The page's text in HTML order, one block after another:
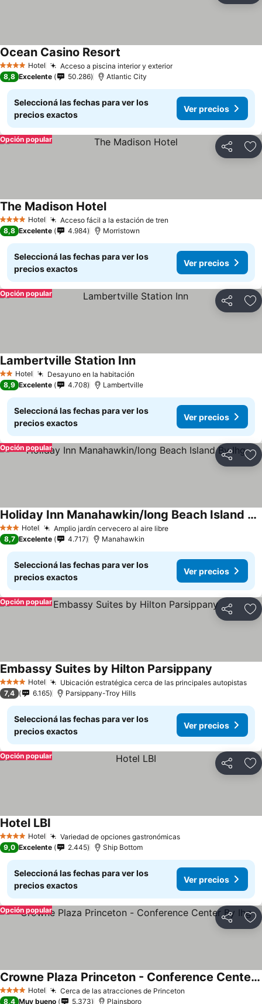
4 EstrellasHotel Acceso a piscina interior y exterior
Ocean Casino Resort
8,8 Excelente 50.286 Atlantic City
Seleccioná las fechas para ver los
precios exactos
Ver precios
Compartir
Opción popular
4 EstrellasHotel Acceso fácil a la estación de tren
The Madison Hotel
8,8 Excelente 4.984 Morristown
Seleccioná las fechas para ver los
precios exactos
Ver precios
Compartir
Opción popular
2 Estrellas
Hotel Desayuno en la habitación
Lambertville Station Inn
8,9 Excelente 4.708 Lambertville
Seleccioná las fechas para ver los
precios exactos
Ver precios
Compartir
Opción popular
3 Estrellas
Hotel Amplio jardín cervecero al aire libre
Holiday Inn Manahawkin/long Beach Island By Ihg
8,7 Excelente 4.717 Manahawkin
Seleccioná las fechas para ver los
precios exactos
Ver precios
Compartir
Opción popular
4 EstrellasHotel Ubicación estratégica cerca de las principales autopistas
Embassy Suites by Hilton Parsippany
7,4 6.165 Parsippany-Troy Hills
Seleccioná las fechas para ver los
precios exactos
Ver precios
Compartir
Opción popular
4 EstrellasHotel Variedad de opciones gastronómicas
Hotel LBI
9,0 Excelente 2.445 Ship Bottom
Seleccioná las fechas para ver los
precios exactos
Ver precios
Compartir
Opción popular
4 EstrellasHotel Cerca de las atracciones de Princeton
Crowne Plaza Princeton - Conference Center By Ihg
8,4 Muy bueno 5.373 Plainsboro